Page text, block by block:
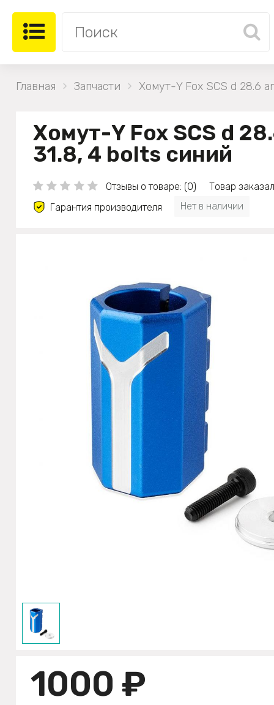
Главная Запчасти Хомут-Y Fox SCS d 28.6
Хомут-Y Fox SCS d
31.8, 4 bolts синий
Отзывы о товаре: (0)
Товар
Гарантия производителя
Нет в наличии
1000 ₽